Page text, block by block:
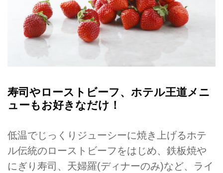
寿司やローストビーフ、ホテル王道メニ
ューもお好きなだけ！
低温でじっくりジューシーに焼き上げるホテ
ル伝統のローストビーフをはじめ、鉄板焼や
にぎり寿司、天婦羅(ディナーのみ)など、ライ